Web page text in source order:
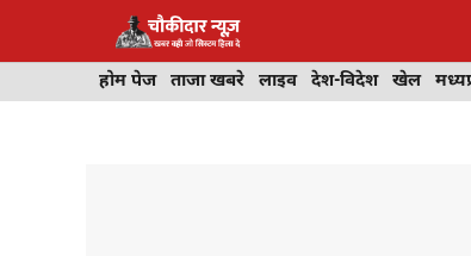
होम पेज ताजा खबरे लाइव देश-विदेश खेल